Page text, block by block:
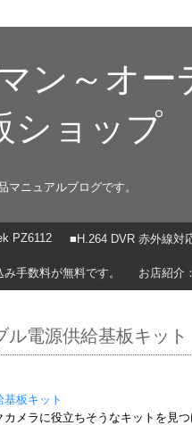
ン～オー
ショップ
マニュアルブログです。
PZ6112 ■H.264 DVR 赤外線対
手数料が無料です。 お店紹介
電源供給基板キット
板キット
メラに役立ちそうなキットを見